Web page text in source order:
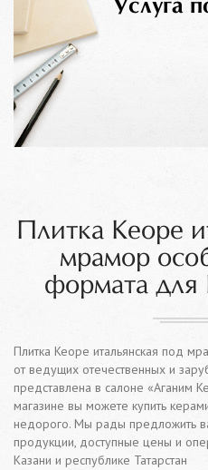
Услуга
Плитка Keope
мрамор
формата для
Плитка Keope итальянская под
от ведущих отечественных и
представлена в салоне «Аганим
магазине вы можете купить
недорого. Мы рады предложить
продукции, доступные цены и
Казани и республике Татарстан